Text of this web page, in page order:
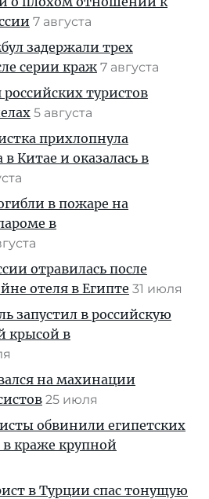
7 августа
задержали трех
серии краж 7 августа
туристов
5 августа
прихлопнула
Китае и оказалась в
в пожаре на
в
отравилась после
отеля в Египте 31 июля
запустил в российскую
крысой в
на махинации
25 июля
обвинили египетских
краже крупной
в Турции спас тонущую